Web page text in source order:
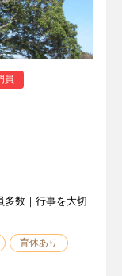
員
多数｜行事を大切
育休あり